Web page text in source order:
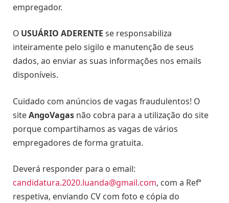
empregador.
O USUÁRIO ADERENTE se responsabiliza
inteiramente pelo sigilo e manutenção de seus
dados, ao enviar as suas informações nos emails
disponíveis.
Cuidado com anúncios de vagas fraudulentos! O
siteAngoVagas não cobra para a utilização do site
porque compartihamos as vagas de vários
empregadores de forma gratuita.
Deverá responder para o email:
candidatura.2020.luanda@gmail.com, com a Refª
respetiva, enviando CV com foto e cópia do